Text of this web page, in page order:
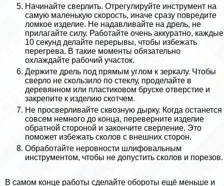
Начинайте сверлить. Отрегулируйте инструмент на
самую маленькую скорость, иначе сразу повредите
ломкое изделие. Не надавливайте на дрель, не
прилагайте силу. Работайте очень аккуратно, каждые
10 секунд делайте перерывы, чтобы избежать
перегрева. В такие моменты обязательно
охлаждайте рабочий участок.
Держите дрель под прямым углом к зеркалу. Чтобы
сверло не скользило по стеклу, проделайте в
деревянном или пластиковом бруске отверстие и
закрепите к изделию скотчем.
Не просверливайте сквозную дырку. Когда останется
совсем немного до конца, переверните изделие
обратной стороной и закончите сверление. Это
поможет избежать сколов с внешних сторон.
Обработайте неровности шлифовальным
инструментом, чтобы не допустить сколов и порезов.
В самом конце работы сделайте обороты ещё меньше и